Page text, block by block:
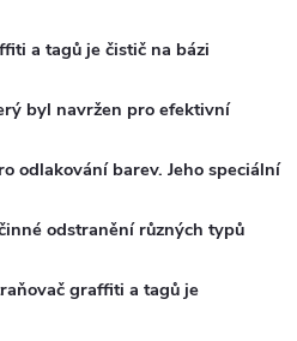
a tagů je čistič na bázi
byl navržen pro efektivní
odlakování barev. Jeho speciální
odstranění různých typů
graffiti a tagů je